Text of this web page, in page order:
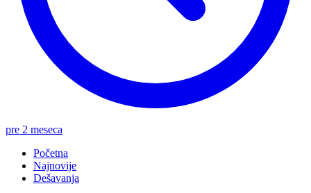
pre 2 meseca
Početna
Najnovije
Dešavanja